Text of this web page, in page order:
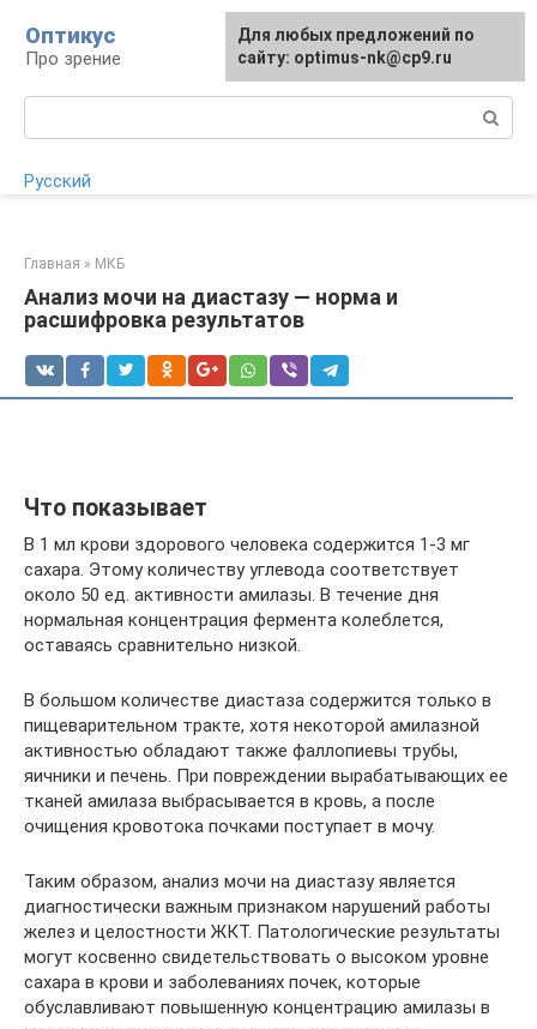
контенту
Оптикус
Про зрение
Русский
Главная » МКБ
Анализ мочи на диастазу — норма и
расшифровка результатов
Что показывает
В 1 мл крови здорового человека содержится 1-3 мг
сахара. Этому количеству углевода соответствует
около 50 ед. активности амилазы. В течение дня
нормальная концентрация фермента колеблется,
оставаясь сравнительно низкой.
В большом количестве диастаза содержится только в
пищеварительном тракте, хотя некоторой амилазной
активностью обладают также фаллопиевы трубы,
яичники и печень. При повреждении вырабатывающих ее
тканей амилаза выбрасывается в кровь, а после
очищения кровотока почками поступает в мочу.
Таким образом, анализ мочи на диастазу является
диагностически важным признаком нарушений работы
желез и целостности ЖКТ. Патологические результаты
могут косвенно свидетельствовать о высоком уровне
сахара в крови и заболеваниях почек, которые
обуславливают повышенную концентрацию амилазы в
Для любых предложений по
сайту: [email protected]
Для любых предложений по
сайту: optimus-nk@cp9.ru